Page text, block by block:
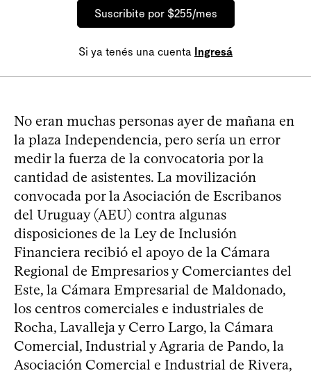
Suscribite por $255/mes
Si ya tenés una cuenta Ingresá
No eran muchas personas ayer de mañana en
la plaza Independencia, pero sería un error
medir la fuerza de la convocatoria por la
cantidad de asistentes. La movilización
convocada por la Asociación de Escribanos
del Uruguay (AEU) contra algunas
disposiciones de la Ley de Inclusión
Financiera recibió el apoyo de la Cámara
Regional de Empresarios y Comerciantes del
Este, la Cámara Empresarial de Maldonado,
los centros comerciales e industriales de
Rocha, Lavalleja y Cerro Largo, la Cámara
Comercial, Industrial y Agraria de Pando, la
Asociación Comercial e Industrial de Rivera,